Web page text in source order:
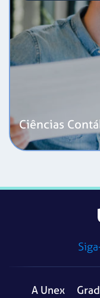
Ciências
A Unex